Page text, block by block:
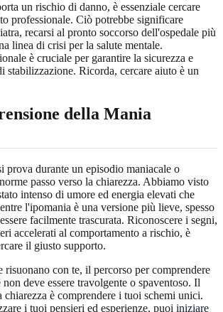
un rischio di danno, è essenziale cercare
professionale. Ciò potrebbe significare
recarsi al pronto soccorso dell'ospedale più
linea di crisi per la salute mentale.
è cruciale per garantire la sicurezza e
stabilizzazione. Ricorda, cercare aiuto è un
della Mania
prova durante un episodio maniacale o
passo verso la chiarezza. Abbiamo visto
intenso di umore ed energia elevati che
l'ipomania è una versione più lieve, spesso
facilmente trascurata. Riconoscere i segni,
accelerati al comportamento a rischio, è
il giusto supporto.
risuonano con te, il percorso per comprendere
deve essere travolgente o spaventoso. Il
chiarezza è comprendere i tuoi schemi unici.
i tuoi pensieri ed esperienze, puoi iniziare